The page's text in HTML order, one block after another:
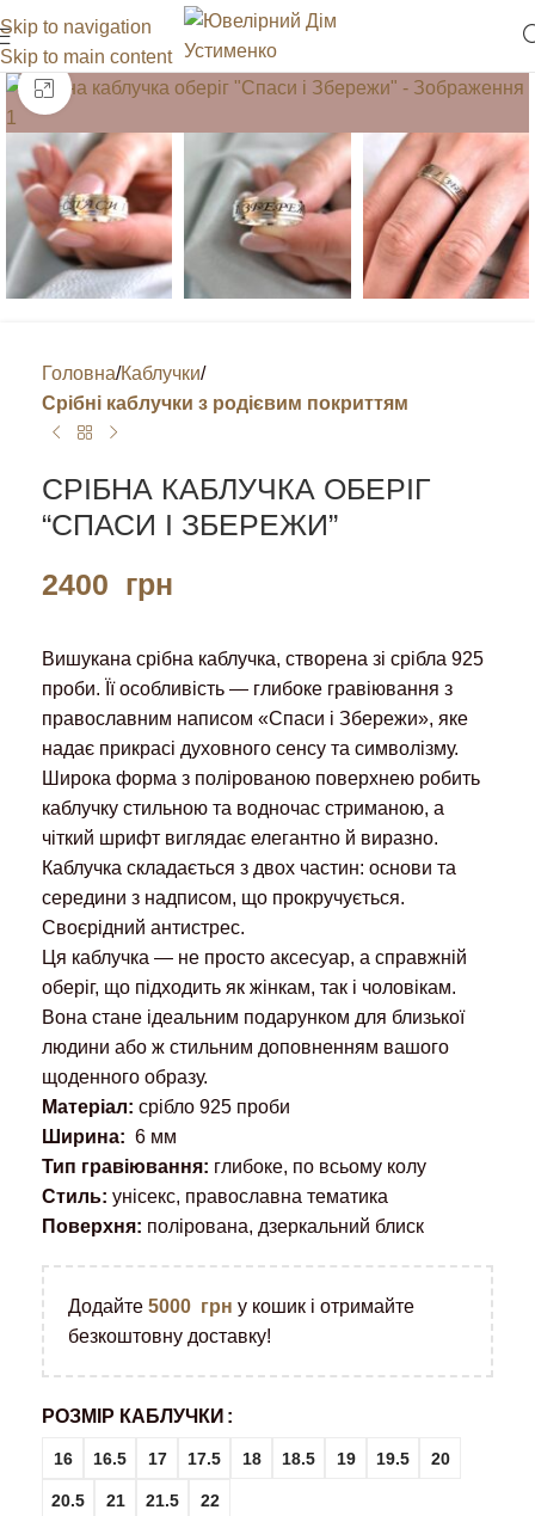
Skip to navigation
Skip to main content
Клацніть, щоб збільшити
Головна Каблучки
Срібні каблучки з родієвим покриттям
СРІБНА КАБЛУЧКА ОБЕРІГ
“СПАСИ І ЗБЕРЕЖИ”
2400 грн
Вишукана срібна каблучка, створена зі срібла 925
проби. Її особливість — глибоке гравіювання з
православним написом «Спаси і Збережи», яке
надає прикрасі духовного сенсу та символізму.
Широка форма з полірованою поверхнею робить
каблучку стильною та водночас стриманою, а
чіткий шрифт виглядає елегантно й виразно.
Каблучка складається з двох частин: основи та
середини з надписом, що прокручується.
Своєрідний антистрес.
Ця каблучка — не просто аксесуар, а справжній
оберіг, що підходить як жінкам, так і чоловікам.
Вона стане ідеальним подарунком для близької
людини або ж стильним доповненням вашого
щоденного образу.
Матеріал: срібло 925 проби
Ширина: 6 мм
Тип гравіювання: глибоке, по всьому колу
Стиль: унісекс, православна тематика
Поверхня: полірована, дзеркальний блиск
Додайте 5000 грн у кошик і отримайте
безкоштовну доставку!
РОЗМІР КАБЛУЧКИ
16 16.5 17 17.5 18 18.5 19 19.5 20
20.5 21 21.5 22